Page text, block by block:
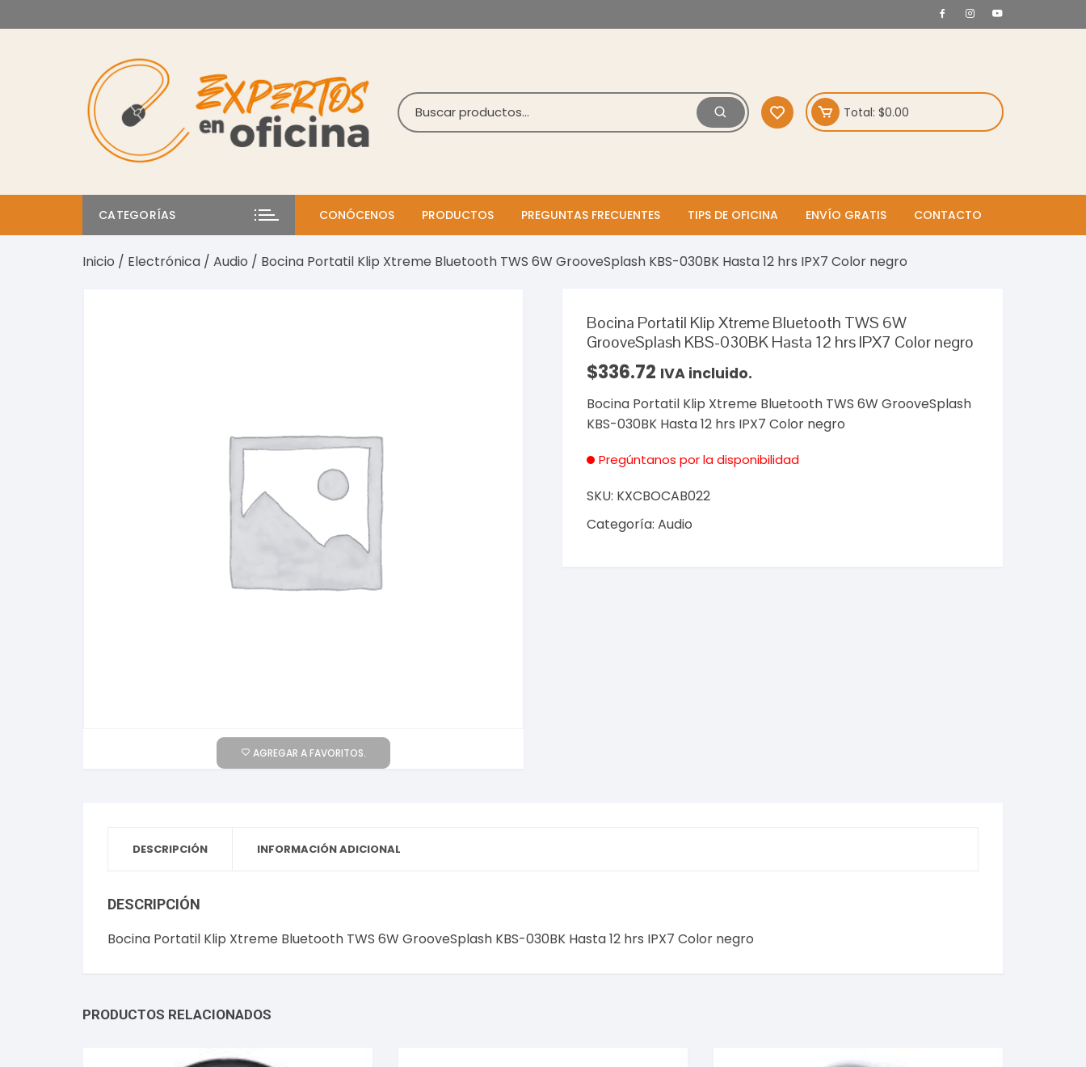
al
Total: $0.00
CATEGORÍAS CONÓCENOS PRODUCTOS PREGUNTAS FRECUENTES TIPS DE OFICINA ENVÍO GRATIS CONTACTO
Inicio / Electrónica / Audio / Bocina Portatil Klip Xtreme Bluetooth TWS 6W GrooveSplash KBS-030BK Hasta 12 hrs IPX7 Color negro
AGREGAR A FAVORITOS.
Bocina Portatil Klip Xtreme Bluetooth TWS 6W
GrooveSplash KBS-030BK Hasta 12 hrs IPX7 Color negro
$336.72 IVA incluido.
Bocina Portatil Klip Xtreme Bluetooth TWS 6W GrooveSplash
KBS-030BK Hasta 12 hrs IPX7 Color negro
Pregúntanos por la disponibilidad
SKU: KXCBOCAB022
Categoría: Audio
DESCRIPCIÓN INFORMACIÓN ADICIONAL
DESCRIPCIÓN
Bocina Portatil Klip Xtreme Bluetooth TWS 6W GrooveSplash KBS-030BK Hasta 12 hrs IPX7 Color negro
PRODUCTOS RELACIONADOS